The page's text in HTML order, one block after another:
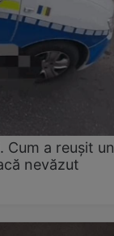
Cum a reușit un
nevăzut